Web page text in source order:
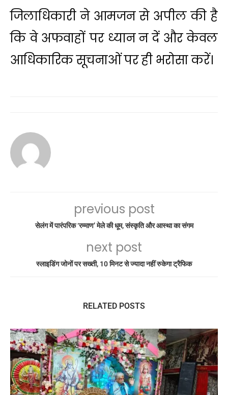
जिलाधिकारी ने आमजन से अपील की है
कि वे अफवाहों पर ध्यान न दें और केवल
आधिकारिक सूचनाओं पर ही भरोसा करें।
previous post
सेलंग में पारंपरिक ‘रम्माण’ मेले की धूम, संस्कृति और आस्था का संगम
next post
स्लाइडिंग जोनों पर सख्ती, 10 मिनट से ज्यादा नहीं रुकेगा ट्रैफिक
RELATED POSTS